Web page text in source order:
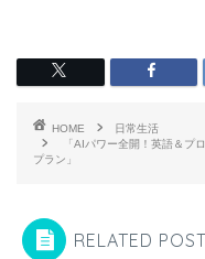
HOME
日常生活
「AIパワー全開！英語＆プ
プラン」
RELATED POST